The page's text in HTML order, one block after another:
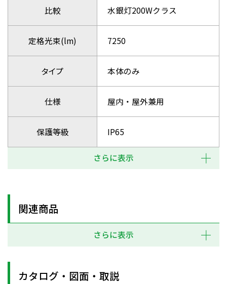
比較 水銀灯200Wクラス
定格光束(lm) 7250
タイプ 本体のみ
仕様 屋内・屋外兼用
保護等級 IP65
さらに表示
関連商品
さらに表示
カタログ・図面・取説